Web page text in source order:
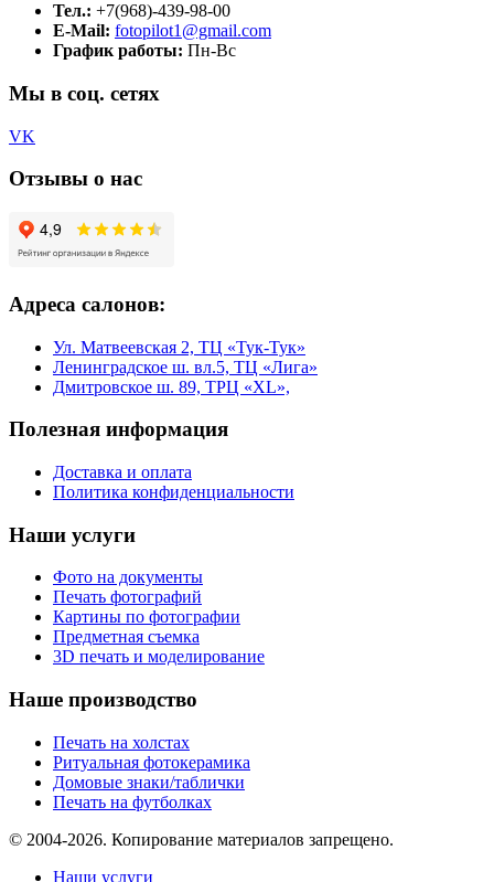
Тел.: +7(968)-439-98-00
E-Mail: fotopilot1@gmail.com
График работы: Пн-Вс
Мы в соц. сетях
VK
Отзывы о нас
Адреса салонов:
Ул. Матвеевская 2, ТЦ «Тук-Тук»
Ленинградское ш. вл.5, ТЦ «Лига»
Дмитровское ш. 89, ТРЦ «XL»,
Полезная информация
Доставка и оплата
Политика конфиденциальности
Наши услуги
Фото на документы
Печать фотографий
Картины по фотографии
Предметная съемка
3D печать и моделирование
Наше производство
Печать на холстах
Ритуальная фотокерамика
Домовые знаки/таблички
Печать на футболках
© 2004-2026. Копирование материалов запрещено.
Наши услуги